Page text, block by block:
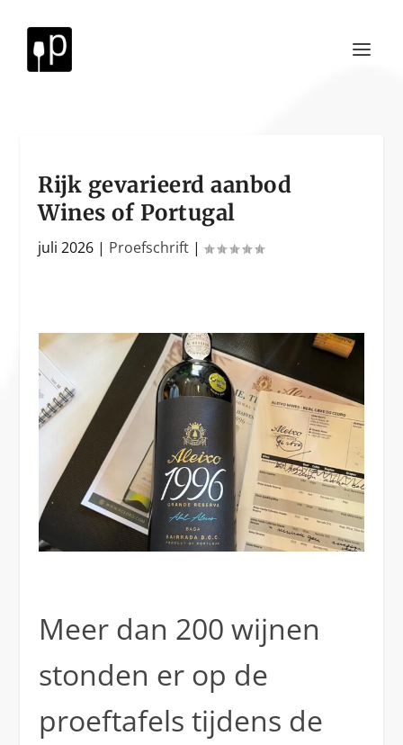
Rijk gevarieerd aanbod
Wines of Portugal
juli 2026 | Proefschrift |
Meer dan 200 wijnen
stonden er op de
proeftafels tijdens de